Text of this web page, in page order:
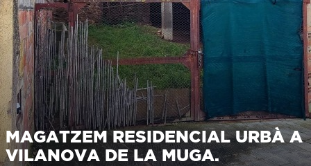
MAGATZEM RESIDENCIAL URBÀ A
VILANOVA DE LA MUGA.